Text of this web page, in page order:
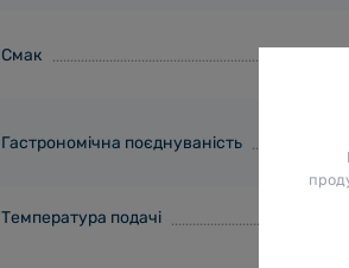
Смак
Гастрономічна поєднуваність
Температура подачі